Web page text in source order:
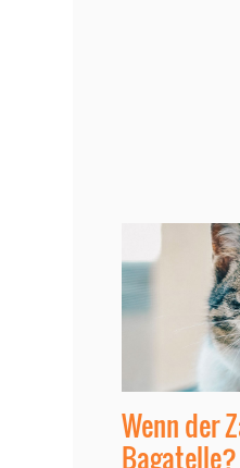
Wenn der
Bagatelle?